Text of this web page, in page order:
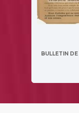
BULLETIN